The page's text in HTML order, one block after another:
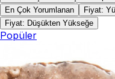
En Çok Yorumlanan
Fiyat:
Fiyat: Düşükten Yükseğe
Popüler